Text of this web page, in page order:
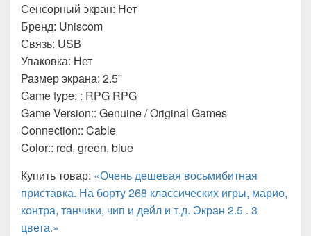
Сенсорный экран: Нет
Бренд: Uniscom
Связь: USB
Упаковка: Нет
Размер экрана: 2.5''
Game type: : RPG RPG
Game Version:: Genuine / Original Games
Connection:: Cable
Color:: red, green, blue
Купить товар: «Очень дешевая восьмибитная
приставка. На борту 268 классических игры, марио,
контра, танчики, чип и дейл и т.д. Экран 2.5 . 3
цвета.»